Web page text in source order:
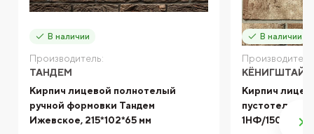
В наличии
Производитель:
ТАНДЕМ
Кирпич лицевой полнотелый
ручной формовки Тандем
Ижевское, 215*102*65 мм
В наличии
КЁНИГШТАЙН
Кирпич
пустотелый
1НФ/150/75